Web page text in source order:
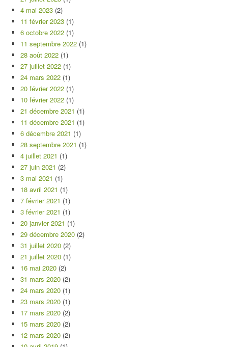
4 mai 2023 (2)
11 février 2023 (1)
6 octobre 2022 (1)
11 septembre 2022 (1)
28 août 2022 (1)
27 juillet 2022 (1)
24 mars 2022 (1)
20 février 2022 (1)
10 février 2022 (1)
21 décembre 2021 (1)
11 décembre 2021 (1)
6 décembre 2021 (1)
28 septembre 2021 (1)
4 juillet 2021 (1)
27 juin 2021 (2)
3 mai 2021 (1)
18 avril 2021 (1)
7 février 2021 (1)
3 février 2021 (1)
20 janvier 2021 (1)
29 décembre 2020 (2)
31 juillet 2020 (2)
21 juillet 2020 (1)
16 mai 2020 (2)
31 mars 2020 (2)
24 mars 2020 (1)
23 mars 2020 (1)
17 mars 2020 (2)
15 mars 2020 (2)
12 mars 2020 (2)